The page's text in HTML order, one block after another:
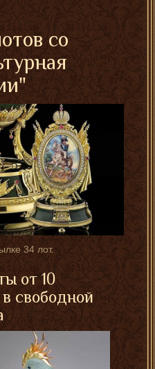
со
34 лот.
от 10
свободной